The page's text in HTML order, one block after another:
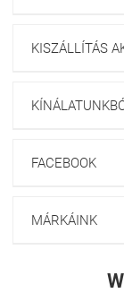
KISZÁLLÍTÁS
FACEBOOK
MÁRKÁINK